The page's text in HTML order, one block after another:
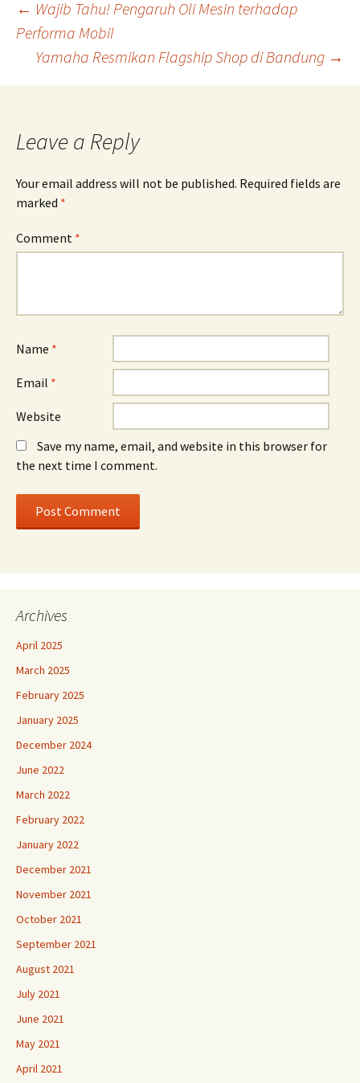
Post
navigation
← Wajib Tahu! Pengaruh Oli Mesin terhadap
Performa Mobil
Yamaha Resmikan Flagship Shop di Bandung →
Leave a Reply
Your email address will not be published. Required fields are
marked *
Comment *
Name *
Email *
Website
Save my name, email, and website in this browser for
the next time I comment.
Archives
April 2025
March 2025
February 2025
January 2025
December 2024
June 2022
March 2022
February 2022
January 2022
December 2021
November 2021
October 2021
September 2021
August 2021
July 2021
June 2021
May 2021
April 2021